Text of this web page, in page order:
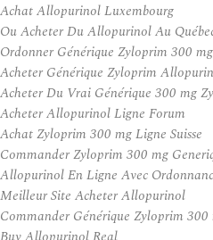
Achat Allopurinol Luxembourg
Ou Acheter Du Allopurinol Au
Ordonner Générique Zyloprim 300
Acheter Générique Zyloprim
Acheter Du Vrai Générique 300 mg
Acheter Allopurinol Ligne Forum
Achat Zyloprim 300 mg Ligne Suisse
Commander Zyloprim 300 mg
Allopurinol En Ligne Avec
Meilleur Site Acheter Allopurinol
Commander Générique Zyloprim